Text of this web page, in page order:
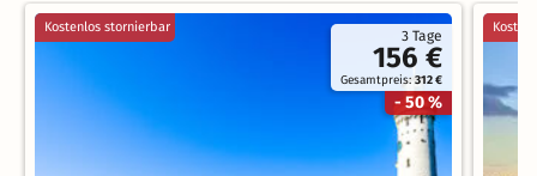
3 Tage
156 €
Gesamtpreis:312 €
- 50 %
Kostenlos stornierbar